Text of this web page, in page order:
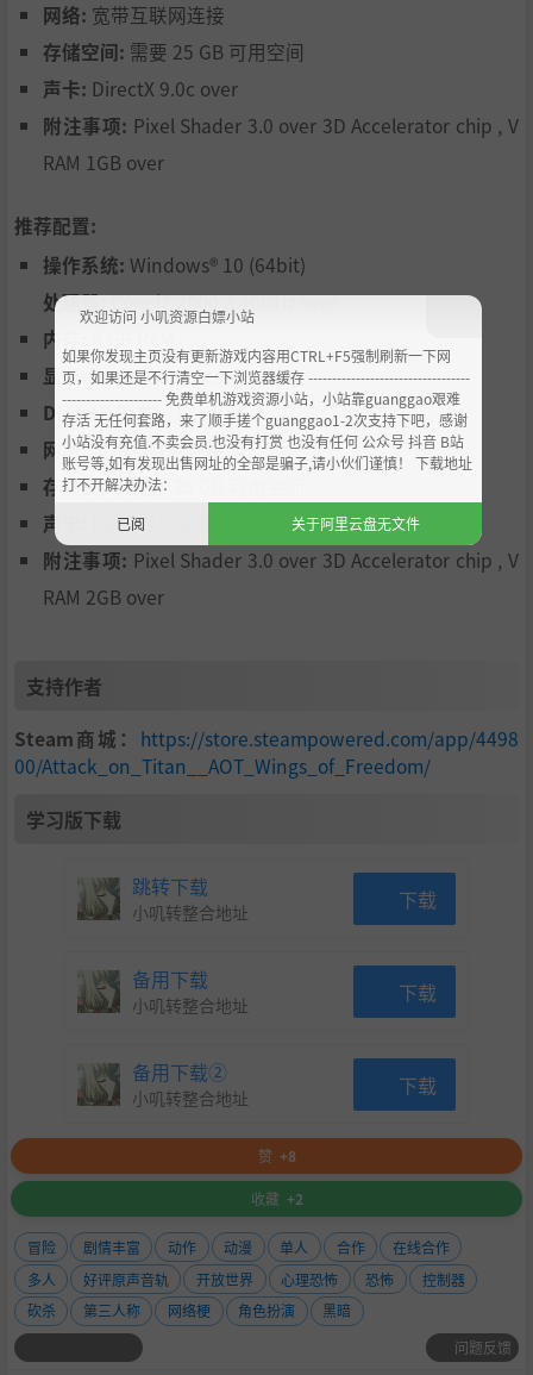
网络: 宽带互联网连接
存储空间: 需要 25 GB 可用空间
声卡: DirectX 9.0c over
附注事项: Pixel Shader 3.0 over 3D Accelerator chip , V
RAM 1GB over
推荐配置:
操作系统: Windows® 10 (64bit)
处理器:Core i7 2600 3.40GHz over
内存:
显卡: NVIDIA Geforce GTX 760
DirectX 版本:11
网络:宽带互联网连接
存储空间:需要 25 GB 可用空间
声卡:
DirectX 9.0c over
附注事项: Pixel Shader 3.0 over 3D Accelerator chip , V
RAM 2GB over
支持作者
Steam商城： https://store.steampowered.com/app/4498
00/Attack_on_Titan__AOT_Wings_of_Freedom/
学习版下载
跳转下载
小叽转整合地址 下载
备用下载
小叽转整合地址 下载
备用下载②
小叽转整合地址 下载
赞 +8
收藏 +2
冒险 剧情丰富 动作 动漫 单人 合作
在线合作
多人
好评原声音轨 开放世界 心理恐怖 恐怖
控制器
砍杀
第三人称 网络梗 角色扮演
黑暗
问题反馈
欢迎访问 小叽资源白嫖小站
如果你发现主页没有更新游戏内容用CTRL+F5强制刷新一下网
页，如果还是不行清空一下浏览器缓存 ----------------------------------
--------------------- 免费单机游戏资源小站，小站靠guanggao艰难
存活 无任何套路，来了顺手搓个guanggao1-2次支持下吧，感谢
小站没有充值.不卖会员.也没有打赏 也没有任何 公众号 抖音 B站
账号等,如有发现出售网址的全部是骗子,请小伙们谨慎！ 下载地址
打不开解决办法：
已阅
关于阿里云盘无文件